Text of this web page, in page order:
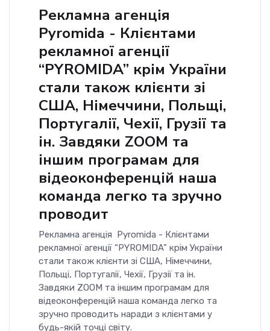
Рекламна агенція
Pyromida - Клієнтами
рекламної агенції
“PYROMIDA” крім України
стали також клієнти зі
США, Німеччини, Польщі,
Португалії, Чехії, Грузії та
ін. Завдяки ZOOM та
іншим програмам для
відеоконференцій наша
команда легко та зручно
проводит
Рекламна агенція Pyromida - Клієнтами
рекламної агенції “PYROMIDA” крім України
стали також клієнти зі США, Німеччини,
Польщі, Португалії, Чехії, Грузії та ін.
Завдяки ZOOM та іншим програмам для
відеоконференцій наша команда легко та
зручно проводить наради з клієнтами у
будь-якій точці світу.